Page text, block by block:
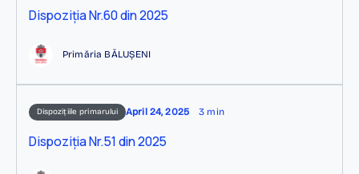
Dispoziția Nr.60 din 2025
Primăria BĂLUȘENI
Dispozițiile primarului April 24, 2025 3 min
Dispoziția Nr.51 din 2025